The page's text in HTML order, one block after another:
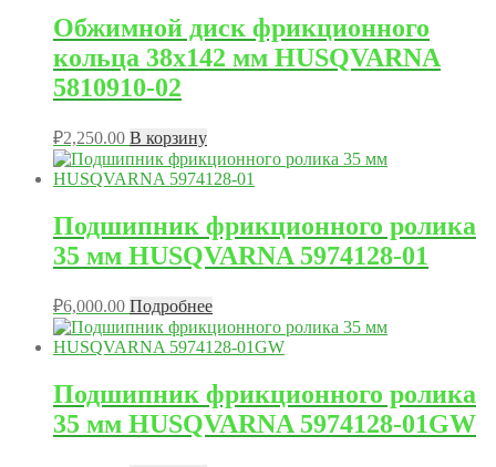
Обжимной диск фрикционного
кольца 38х142 мм HUSQVARNA
5810910-02
₽2,250.00 В корзину
Подшипник фрикционного ролика
35 мм HUSQVARNA 5974128-01
₽6,000.00 Подробнее
Подшипник фрикционного ролика
35 мм HUSQVARNA 5974128-01GW